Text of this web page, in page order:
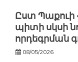
Ըստ Պաքուի
պիտի սկսի
որդեգրման
08/05/2026